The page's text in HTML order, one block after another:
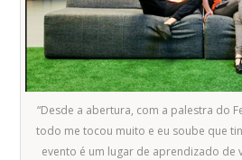
“Desde a abertura, com a palestra do
todo me tocou muito e eu soube que
evento é um lugar de aprendizado de